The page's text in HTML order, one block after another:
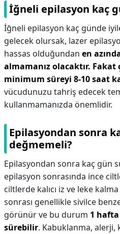
İğneli epilasyon kaç
İğneli epilasyon kaç günde
gelecek olursak, lazer
hassas olduğundan en
almamanız olacaktır. Fakat
minimum süreyi 8-10 saat
vücudunuzu tahriş edecek
kullanmamanızda önemlidir.
Epilasyondan sonra
değmemeli?
Epilasyondan sonra kaç gün
epilasyon sonrasında ince
ciltlerde kalıcı iz ve leke kalma
sonrası genellikle sivilce
görünür ve bu durum 1 hafta
sürebilir. Kabuklanma, alerji,